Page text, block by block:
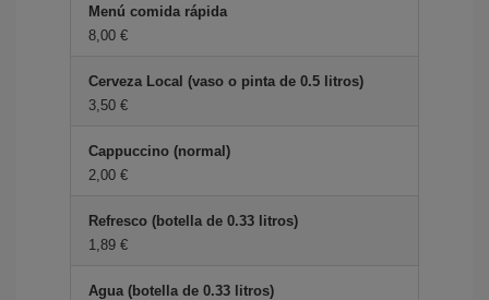
Menú comida rápida
8,00 €
Cerveza Local (vaso o pinta de 0.5 litros)
3,50 €
Cappuccino (normal)
2,00 €
Refresco (botella de 0.33 litros)
1,89 €
Agua (botella de 0.33 litros)